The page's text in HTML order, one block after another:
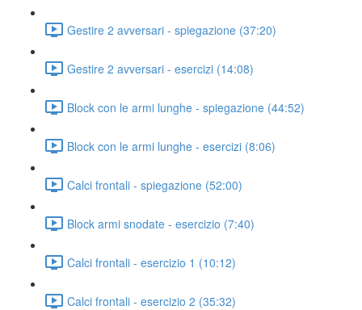
Gestire 2 avversari - spiegazione (37:20)
Gestire 2 avversari - esercizi (14:08)
Block con le armi lunghe - spiegazione (44:52)
Block con le armi lunghe - esercizi (8:06)
Calci frontali - spiegazione (52:00)
Block armi snodate - esercizio (7:40)
Calci frontali - esercizio 1 (10:12)
Calci frontali - esercizio 2 (35:32)